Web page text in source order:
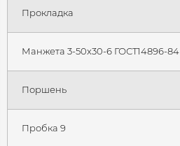
Прокладка
Манжета 3-50x30-6 ГОСТ14896-84
Поршень
Пробка 9